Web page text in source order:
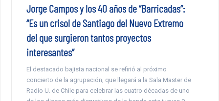
Jorge Campos y los 40 años de “Barricadas”:
“Es un crisol de Santiago del Nuevo Extremo
del que surgieron tantos proyectos
interesantes”
El destacado bajista nacional se refirió al próximo
concierto de la agrupación, que llegará a la Sala Master de
Radio U. de Chile para celebrar las cuatro décadas de uno